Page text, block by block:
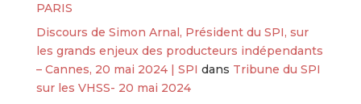
PARIS
Discours de Simon Arnal, Président du SPI, sur
les grands enjeux des producteurs indépendants
– Cannes, 20 mai 2024 | SPI dans Tribune du SPI
sur les VHSS- 20 mai 2024